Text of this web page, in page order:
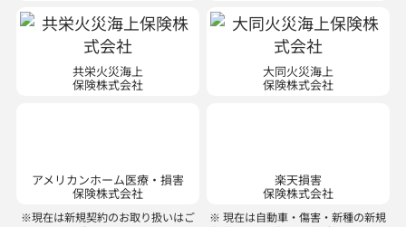
共栄火災海上
保険株式会社
大同火災海上
保険株式会社
保険株式会社
※現在は新規契約のお取り扱いはご
ざいません。
保険株式会社
※ 現在は自動車・傷害・新種の新規
契約のお取り扱いはございません。